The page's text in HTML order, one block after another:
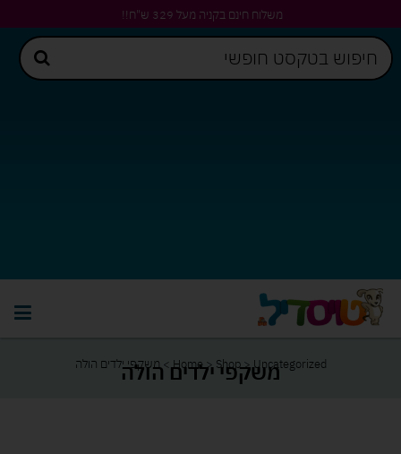
משלוח חינם בקניה מעל 329 ש"ח!!
Home>Shop>Uncategorized
>משקפי ילדים הולהמשקפי ילדים הולה